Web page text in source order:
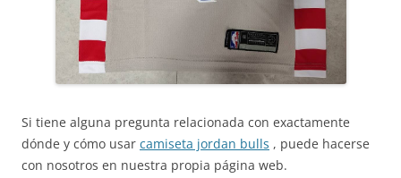
Si tiene alguna pregunta relacionada con exactamente
dónde y cómo usar camiseta jordan bulls , puede hacerse
con nosotros en nuestra propia página web.